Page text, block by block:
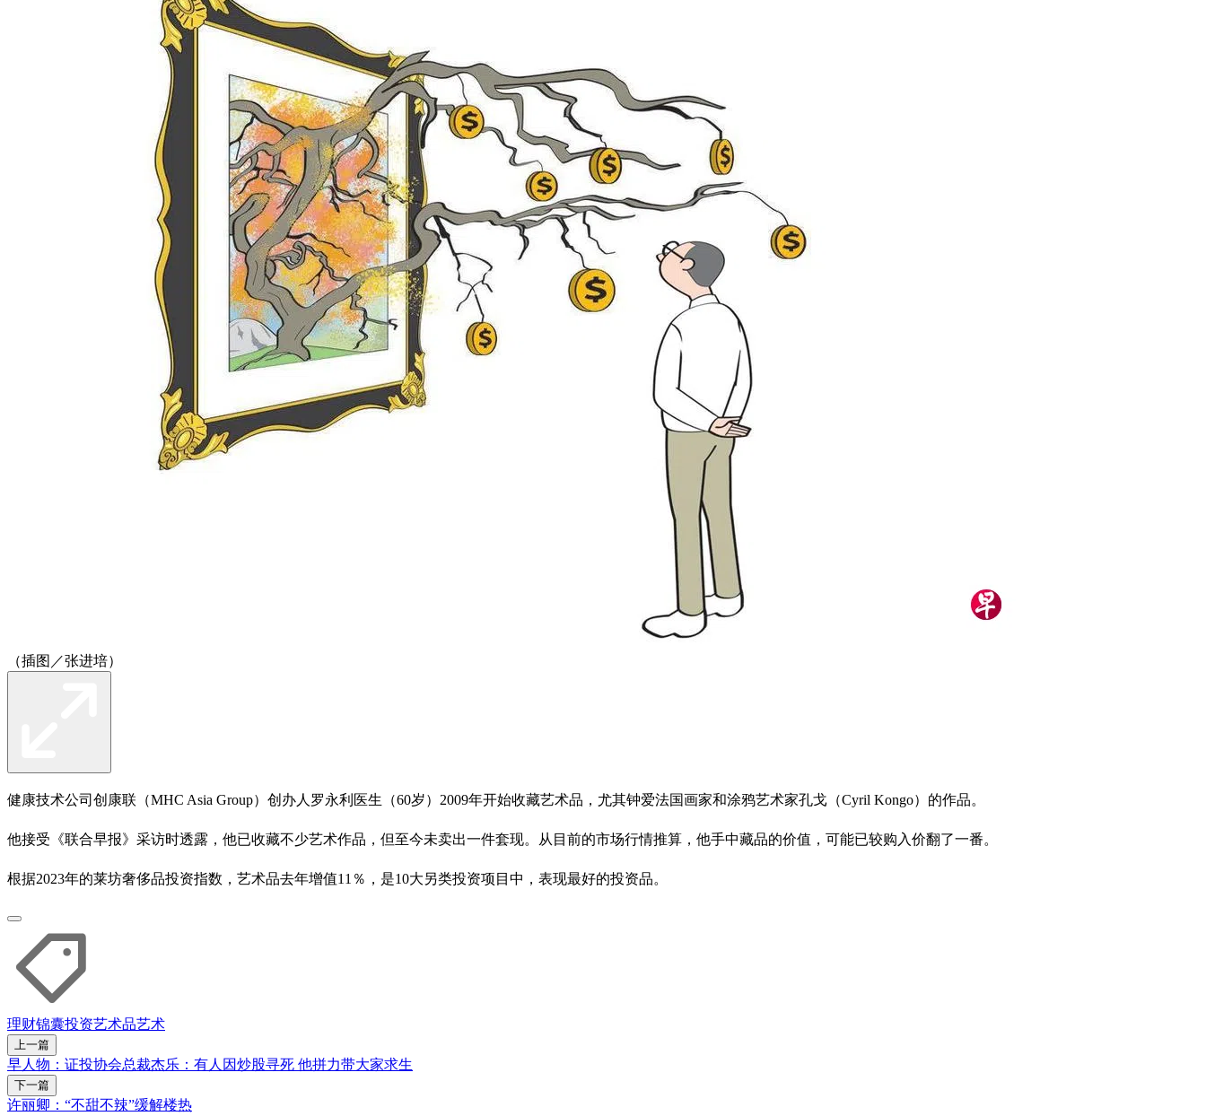
（插图／张进培）
健康技术公司创康联（MHC Asia Group）创办人罗永利医生（60岁）2009年开始收藏艺术品，尤其钟爱法国画家和涂鸦艺术家孔戈（Cyril Kongo）的作品。
他接受《联合早报》采访时透露，他已收藏不少艺术作品，但至今未卖出一件套现。从目前的市场行情推算，他手中藏品的价值，可能已较购入价翻了一番。
根据2023年的莱坊奢侈品投资指数，艺术品去年增值11％，是10大另类投资项目中，表现最好的投资品。
理财锦囊投资艺术品艺术
上一篇
早人物：证投协会总裁杰乐：有人因炒股寻死 他拼力带大家求生
下一篇
许丽卿：“不甜不辣”缓解楼热